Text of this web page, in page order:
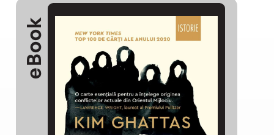
eBook